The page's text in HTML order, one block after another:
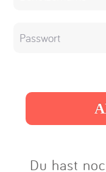
Du hast